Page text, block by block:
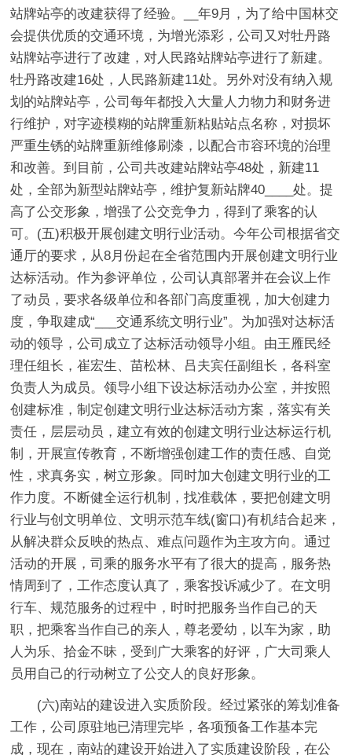
站牌站亭的改建获得了经验。__年9月，为了给中国林交
会提供优质的交通环境，为增光添彩，公司又对牡丹路
站牌站亭进行了改建，对人民路站牌站亭进行了新建。
牡丹路改建16处，人民路新建11处。另外对没有纳入规
划的站牌站亭，公司每年都投入大量人力物力和财务进
行维护，对字迹模糊的站牌重新粘贴站点名称，对损坏
严重生锈的站牌重新维修刷漆，以配合市容环境的治理
和改善。到目前，公司共改建站牌站亭48处，新建11
处，全部为新型站牌站亭，维护复新站牌40____处。提
高了公交形象，增强了公交竞争力，得到了乘客的认
可。(五)积极开展创建文明行业活动。今年公司根据省交
通厅的要求，从8月份起在全省范围内开展创建文明行业
达标活动。作为参评单位，公司认真部署并在会议上作
了动员，要求各级单位和各部门高度重视，加大创建力
度，争取建成“___交通系统文明行业”。为加强对达标活
动的领导，公司成立了达标活动领导小组。由王雁民经
理任组长，崔宏生、苗松林、吕夫宾任副组长，各科室
负责人为成员。领导小组下设达标活动办公室，并按照
创建标准，制定创建文明行业达标活动方案，落实有关
责任，层层动员，建立有效的创建文明行业达标运行机
制，开展宣传教育，不断增强创建工作的责任感、自觉
性，求真务实，树立形象。同时加大创建文明行业的工
作力度。不断健全运行机制，找准载体，要把创建文明
行业与创文明单位、文明示范车线(窗口)有机结合起来，
从解决群众反映的热点、难点问题作为主攻方向。通过
活动的开展，司乘的服务水平有了很大的提高，服务热
情周到了，工作态度认真了，乘客投诉减少了。在文明
行车、规范服务的过程中，时时把服务当作自己的天
职，把乘客当作自己的亲人，尊老爱幼，以车为家，助
人为乐、拾金不昧，受到广大乘客的好评，广大司乘人
员用自己的行动树立了公交人的良好形象。
(六)南站的建设进入实质阶段。经过紧张的筹划准备
工作，公司原驻地已清理完毕，各项预备工作基本完
成，现在，南站的建设开始进入了实质建设阶段，在公